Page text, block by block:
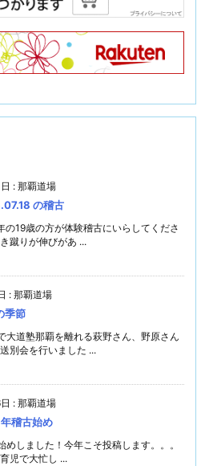
: 那覇道場
の稽古
の19歳の方が体験稽古にいらしてくださ
蹴りが伸びがあ ...
: 那覇道場
季節
大道塾那覇を離れる萩野さん、野原さん
別会を行いました ...
: 那覇道場
稽古始め
めしました！今年こそ投稿します。。。
児で大忙し ...